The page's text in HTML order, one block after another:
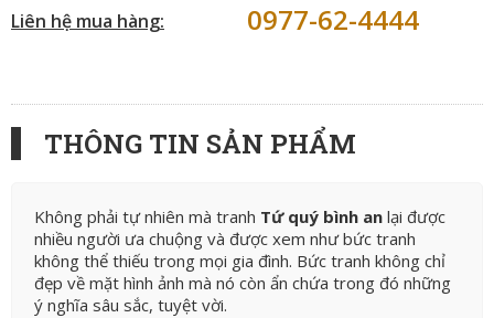
Liên hệ mua hàng: 0977-62-4444
THÔNG TIN SẢN PHẨM
Không phải tự nhiên mà tranh Tứ quý bình an lại được
nhiều người ưa chuộng và được xem như bức tranh
không thể thiếu trong mọi gia đình. Bức tranh không chỉ
đẹp về mặt hình ảnh mà nó còn ẩn chứa trong đó những
ý nghĩa sâu sắc, tuyệt vời.